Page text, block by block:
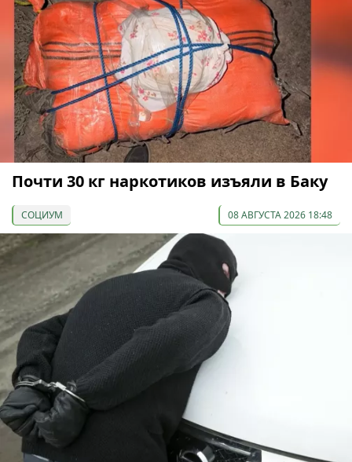
Почти 30 кг наркотиков изъяли в Баку
СОЦИУМ 08 АВГУСТА 2026 18:48